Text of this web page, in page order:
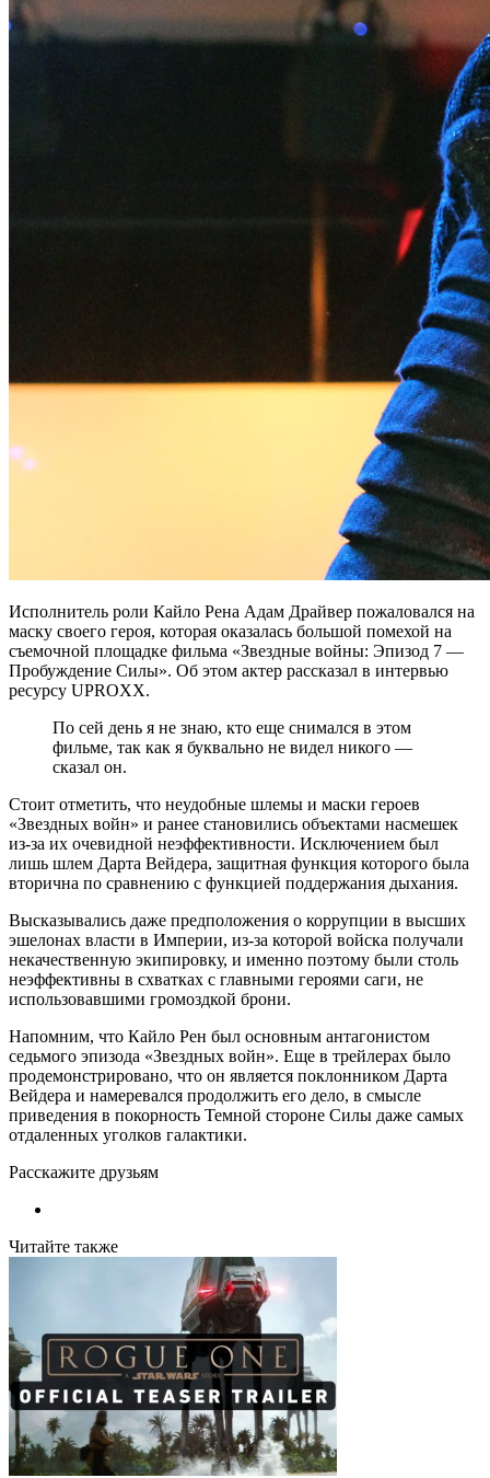
Исполнитель роли Кайло Рена Адам Драйвер пожаловался на
маску своего героя, которая оказалась большой помехой на
съемочной площадке фильма «Звездные войны: Эпизод 7 —
Пробуждение Силы». Об этом актер рассказал в интервью
ресурсу UPROXX.
По сей день я не знаю, кто еще снимался в этом
фильме, так как я буквально не видел никого —
сказал он.
Стоит отметить, что неудобные шлемы и маски героев
«Звездных войн» и ранее становились объектами насмешек
из-за их очевидной неэффективности. Исключением был
лишь шлем Дарта Вейдера, защитная функция которого была
вторична по сравнению с функцией поддержания дыхания.
Высказывались даже предположения о коррупции в высших
эшелонах власти в Империи, из-за которой войска получали
некачественную экипировку, и именно поэтому были столь
неэффективны в схватках с главными героями саги, не
использовавшими громоздкой брони.
Напомним, что Кайло Рен был основным антагонистом
седьмого эпизода «Звездных войн». Еще в трейлерах было
продемонстрировано, что он является поклонником Дарта
Вейдера и намеревался продолжить его дело, в смысле
приведения в покорность Темной стороне Силы даже самых
отдаленных уголков галактики.
Расскажите друзьям
Читайте также